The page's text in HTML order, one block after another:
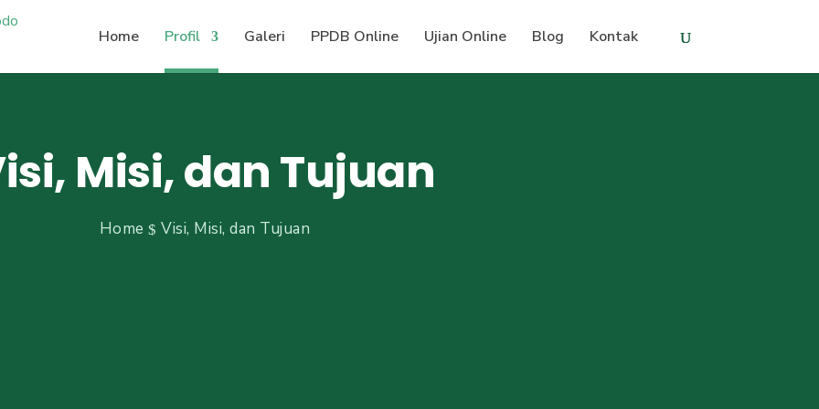
Home Profil Galeri PPDB Online Ujian Online Blog Kontak
Misi, dan Tujuan
Home $ Visi, Misi, dan Tujuan